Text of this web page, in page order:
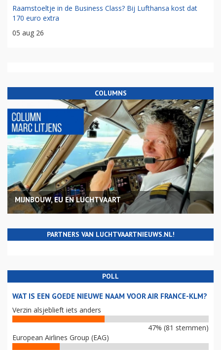
Raamstoeltje in de Business Class? Bij Lufthansa kost dat
170 euro extra
05 aug 26
COLUMNS
MIJNBOUW, EU EN LUCHTVAART
PARTNERS VAN LUCHTVAARTNIEUWS.NL!
POLL
WAT IS EEN GOEDE NIEUWE NAAM VOOR AIR FRANCE-KLM?
Verzin alsjeblieft iets anders
47% (81 stemmen)
European Airlines Group (EAG)